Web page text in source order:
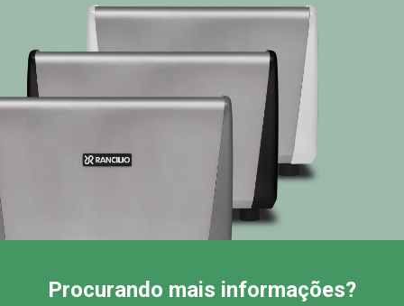
Procurando mais informações?